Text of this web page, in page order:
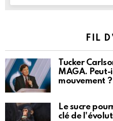
FIL
Tucker
MAGA.
mouvement ?
Le sucre
clé de